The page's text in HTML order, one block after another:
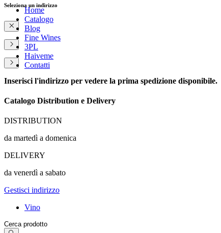
Home
Catalogo
Blog
Fine Wines
3PL
Haiveme
Contatti
Seleziona un indirizzo
Inserisci l'indirizzo per vedere la prima spedizione disponibile.
Catalogo Distribution e Delivery
DISTRIBUTION
da martedì a domenica
DELIVERY
da venerdì a sabato
Gestisci indirizzo
Vino